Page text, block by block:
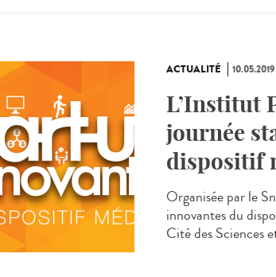
ACTUALITÉ 10.05.2019
L’Institut
journée
dispositif
Organisée par le
innovantes du
Cité des Sciences